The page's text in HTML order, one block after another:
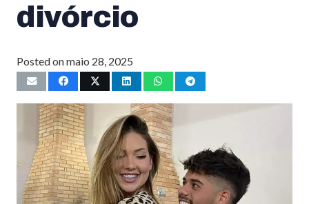
divórcio
Posted onmaio 28, 2025